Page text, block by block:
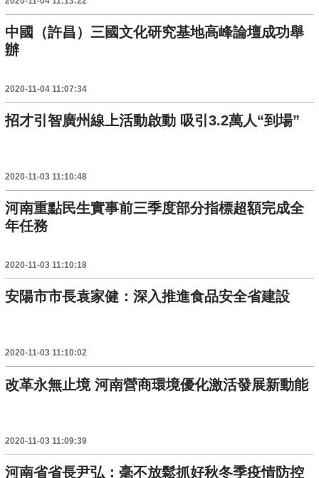
中國（許昌）三國文化研究基地高峰論壇成功舉
辦
2020-11-04 11:07:34
招才引智廣州線上活動啟動 吸引3.2萬人“到場”
2020-11-03 11:10:48
河南重點民生實事前三季度部分指標超額完成全
年任務
2020-11-03 11:10:18
安陽市市長袁家健：深入推進食品安全省建設
2020-11-03 11:10:02
改革永無止境 河南營商環境優化激活發展新動能
2020-11-03 11:09:39
河南省省長尹弘：毫不放鬆抓好秋冬季疫情防控